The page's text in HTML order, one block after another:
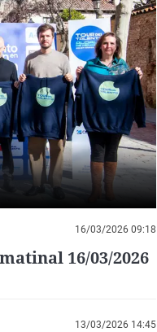
16/03/2026 09:18
16/03/2026
13/03/2026 14:45